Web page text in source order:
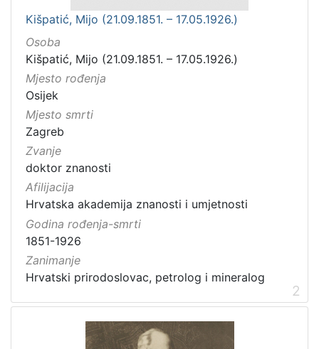
Kišpatić, Mijo (21.09.1851. – 17.05.1926.)
Osoba
Kišpatić, Mijo (21.09.1851. – 17.05.1926.)
Mjesto rođenja
Osijek
Mjesto smrti
Zagreb
Zvanje
doktor znanosti
Afilijacija
Hrvatska akademija znanosti i umjetnosti
Godina rođenja-smrti
1851-1926
Zanimanje
Hrvatski prirodoslovac, petrolog i mineralog
2